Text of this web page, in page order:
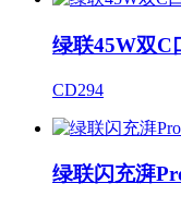
绿联45W双C
CD294
绿联闪充湃